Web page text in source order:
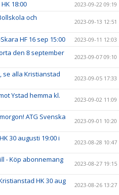
18:00 2023-09-22 09:19
och
2023-09-13 12:51
HF 16 sep 15:00 2023-09-11 12:03
den 8 september
2023-09-07 09:10
se alla Kristianstad
2023-09-05 17:33
Ystad hemma kl.
2023-09-02 11:09
ATG Svenska
2023-09-01 10:20
30 augusti 19:00 i
2023-08-28 10:47
- Köp abonnemang
2023-08-27 19:15
HK 30 aug
2023-08-26 13:27